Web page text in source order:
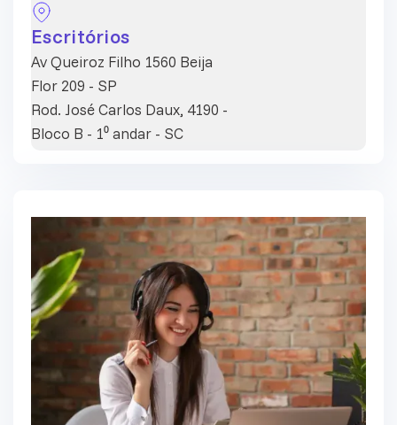
Escritórios
Av Queiroz Filho 1560 Beija
Flor 209 - SP
Rod. José Carlos Daux, 4190 -
Bloco B - 1⁰ andar - SC